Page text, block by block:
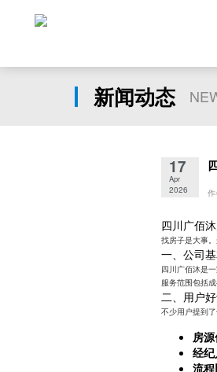
新闻动态
17
Apr
2026
四川广佰
找房子是大事
一、公司
四川广佰沐是
服务范围包括
二、用户
不少用户提到了
房
经
流